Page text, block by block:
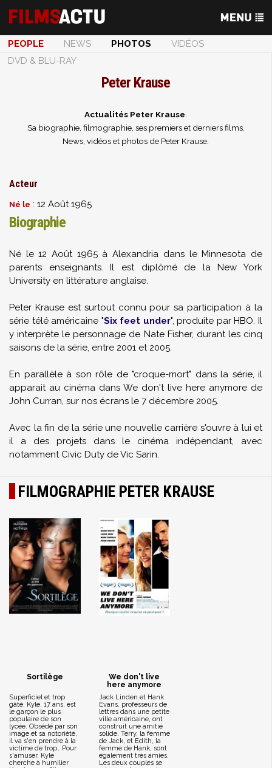
PEOPLE NEWS PHOTOS
VIDÉOS
DVD & BLU-RAY
Peter Krause
Actualités Peter Krause
Sa biographie, filmographie, ses premiers et derniers films.
News, vidéos et photos de Peter Krause.
Acteur
Né le : 12 Août 1965
Biographie
Né le 12 Août 1965 à Alexandria dans le Minnesota de
parents enseignants. Il est diplômé de la New York
University en littérature anglaise.
Peter Krause est surtout connu pour sa participation à la
série télé américaine "Six feet under", produite par HBO. Il
y interprète le personnage de Nate Fisher, durant les cinq
saisons de la série, entre 2001 et 2005.
En parallèle à son rôle de "croque-mort" dans la série, il
apparait au cinéma dans We don't live here anymore de
John Curran, sur nos écrans le 7 décembre 2005.
Avec la fin de la série une nouvelle carrière s'ouvre à lui et
il a des projets dans le cinéma indépendant, avec
notamment Civic Duty de Vic Sarin.
FILMOGRAPHIE PETER KRAUSE
Sortilège
Superficiel et trop
gâté, Kyle, 17 ans, est
le garçon le plus
populaire de son
lycée. Obsédé par son
image et sa notoriété,
il va s'en prendre à la
victime de trop… Pour
s'amuser, Kyle
cherche à humilier
We don't live
here anymore
Jack Linden et Hank
Evans, professeurs de
lettres dans une petite
ville américaine, ont
construit une amitié
solide. Terry, la femme
de Jack, et Edith, la
femme de Hank, sont
également très amies.
Les deux couples se